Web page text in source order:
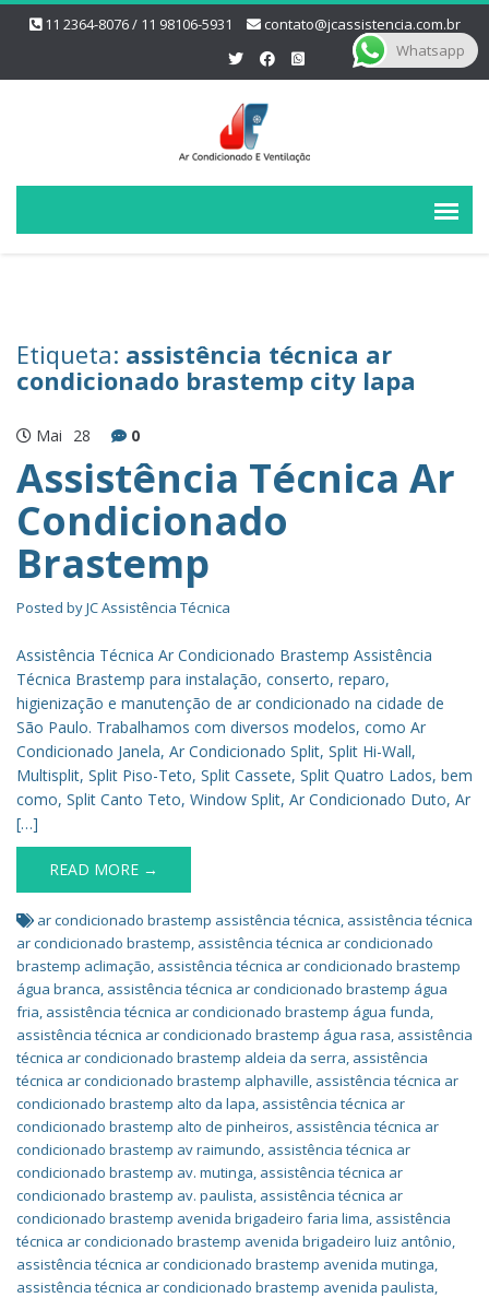
11 2364-8076 / 11 98106-5931 contato@jcassistencia.com.br
Etiqueta: assistência técnica ar
condicionado brastemp city lapa
Mai 28 0
Assistência Técnica Ar
Condicionado
Brastemp
Posted byJC Assistência Técnica
Assistência Técnica Ar Condicionado Brastemp Assistência
Técnica Brastemp para instalação, conserto, reparo,
higienização e manutenção de ar condicionado na cidade de
São Paulo. Trabalhamos com diversos modelos, como Ar
Condicionado Janela, Ar Condicionado Split, Split Hi-Wall,
Multisplit, Split Piso-Teto, Split Cassete, Split Quatro Lados, bem
como, Split Canto Teto, Window Split, Ar Condicionado Duto, Ar
[…]
READ MORE →
ar condicionado brastemp assistência técnica, assistência técnica
ar condicionado brastemp, assistência técnica ar condicionado
brastemp aclimação, assistência técnica ar condicionado brastemp
água branca, assistência técnica ar condicionado brastemp água
fria, assistência técnica ar condicionado brastemp água funda,
assistência técnica ar condicionado brastemp água rasa, assistência
técnica ar condicionado brastemp aldeia da serra, assistência
técnica ar condicionado brastemp alphaville, assistência técnica ar
condicionado brastemp alto da lapa, assistência técnica ar
condicionado brastemp alto de pinheiros, assistência técnica ar
condicionado brastemp av raimundo, assistência técnica ar
condicionado brastemp av. mutinga, assistência técnica ar
condicionado brastemp av. paulista, assistência técnica ar
condicionado brastemp avenida brigadeiro faria lima, assistência
técnica ar condicionado brastemp avenida brigadeiro luiz antônio,
assistência técnica ar condicionado brastemp avenida mutinga,
assistência técnica ar condicionado brastemp avenida paulista,
Whatsapp